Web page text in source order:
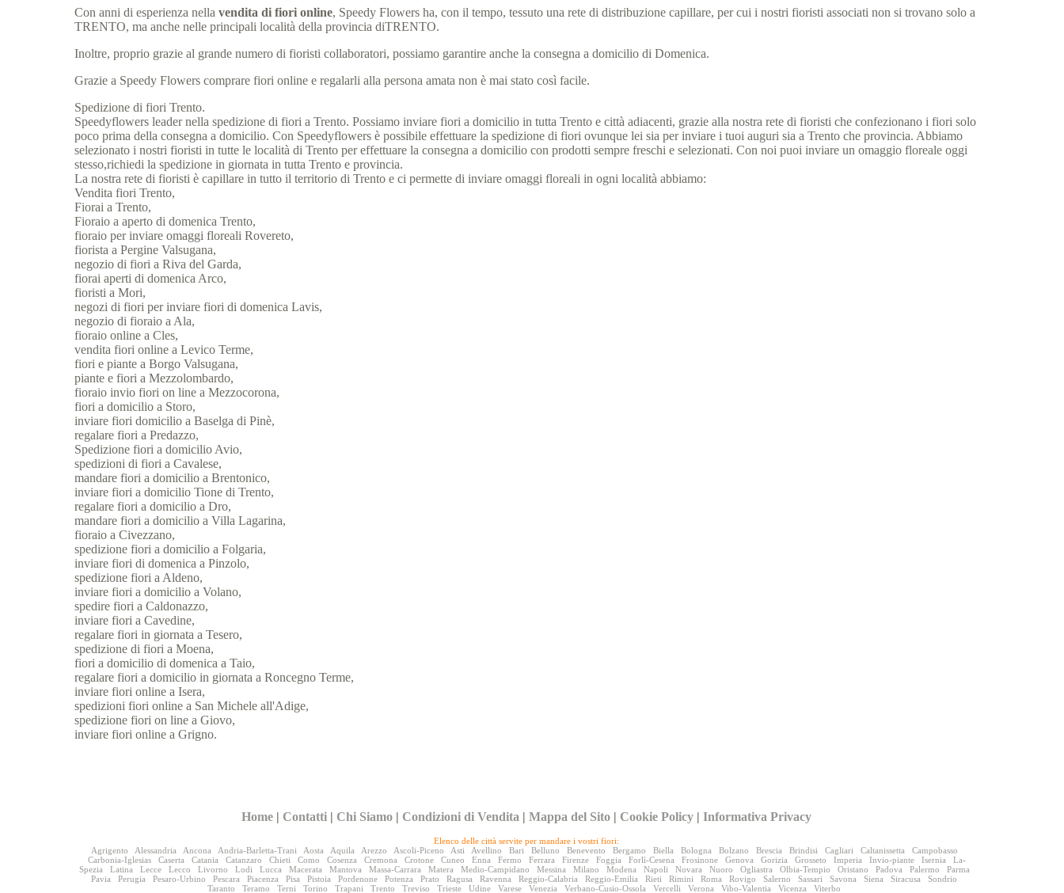
Con anni di esperienza nellavendita di fiori online, Speedy Flowers ha, con il tempo, tessuto una rete di distribuzione capillare, per cui i nostri fioristi associati non si trovano solo a
TRENTO, ma anche nelle principali località della provincia diTRENTO.
Inoltre, proprio grazie al grande numero di fioristi collaboratori, possiamo garantire anche la consegna a domicilio di Domenica.
Grazie a Speedy Flowers comprare fiori online e regalarli alla persona amata non è mai stato così facile.
Spedizione di fiori Trento.
Speedyflowers leader nella spedizione di fiori a Trento. Possiamo inviare fiori a domicilio in tutta Trento e città adiacenti, grazie alla nostra rete di fioristi che confezionano i fiori solo
poco prima della consegna a domicilio. Con Speedyflowers è possibile effettuare la spedizione di fiori ovunque lei sia per inviare i tuoi auguri sia a Trento che provincia. Abbiamo
selezionato i nostri fioristi in tutte le località di Trento per effettuare la consegna a domicilio con prodotti sempre freschi e selezionati. Con noi puoi inviare un omaggio floreale oggi
stesso,richiedi la spedizione in giornata in tutta Trento e provincia.
La nostra rete di fioristi è capillare in tutto il territorio di Trento e ci permette di inviare omaggi floreali in ogni località abbiamo:
Vendita fiori Trento,
Fiorai a Trento,
Fioraio a aperto di domenica Trento,
fioraio per inviare omaggi floreali Rovereto,
fiorista a Pergine Valsugana,
negozio di fiori a Riva del Garda,
fiorai aperti di domenica Arco,
fioristi a Mori,
negozi di fiori per inviare fiori di domenica Lavis,
negozio di fioraio a Ala,
fioraio online a Cles,
vendita fiori online a Levico Terme,
fiori e piante a Borgo Valsugana,
piante e fiori a Mezzolombardo,
fioraio invio fiori on line a Mezzocorona,
fiori a domicilio a Storo,
inviare fiori domicilio a Baselga di Pinè,
regalare fiori a Predazzo,
Spedizione fiori a domicilio Avio,
spedizioni di fiori a Cavalese,
mandare fiori a domicilio a Brentonico,
inviare fiori a domicilio Tione di Trento,
regalare fiori a domicilio a Dro,
mandare fiori a domicilio a Villa Lagarina,
fioraio a Civezzano,
spedizione fiori a domicilio a Folgaria,
inviare fiori di domenica a Pinzolo,
spedizione fiori a Aldeno,
inviare fiori a domicilio a Volano,
spedire fiori a Caldonazzo,
inviare fiori a Cavedine,
regalare fiori in giornata a Tesero,
spedizione di fiori a Moena,
fiori a domicilio di domenica a Taio,
regalare fiori a domicilio in giornata a Roncegno Terme,
inviare fiori online a Isera,
spedizioni fiori online a San Michele all'Adige,
spedizione fiori on line a Giovo,
inviare fiori online a Grigno.
Home | Contatti | Chi Siamo | Condizioni di Vendita |Mappa del Sito | Cookie Policy |Informativa Privacy
Elenco delle città servite per mandare i vostri fiori:
Agrigento
Alessandria Ancona Andria-Barletta-Trani Aosta Aquila Arezzo Ascoli-Piceno Asti Avellino Bari Belluno Benevento Bergamo Biella Bologna Bolzano Brescia Brindisi Cagliari Caltanissetta
Campobasso
Carbonia-Iglesias
Caserta Catania Catanzaro Chieti Como Cosenza Cremona Crotone Cuneo Enna Fermo Ferrara Firenze Foggia Forlì-Cesena Frosinone Genova Gorizia Grosseto Imperia Invio-piante Isernia
La-
Spezia
Latina Lecce Lecco Livorno Lodi Lucca Macerata Mantova Massa-Carrara Matera Medio-Campidano Messina Milano Modena Napoli Novara Nuoro Ogliastra Olbia-Tempio Oristano Padova Palermo
Parma
Pavia
Perugia Pesaro-Urbino Pescara Piacenza Pisa Pistoia Pordenone Potenza Prato Ragusa Ravenna Reggio-Calabria Reggio-Emilia Rieti Rimini Roma Rovigo Salerno Sassari Savona Siena Siracusa
Sondrio
Taranto
Teramo Terni Torino Trapani Trento Treviso Trieste Udine Varese Venezia Verbano-Cusio-Ossola Vercelli Verona Vibo-Valentia Vicenza Viterbo